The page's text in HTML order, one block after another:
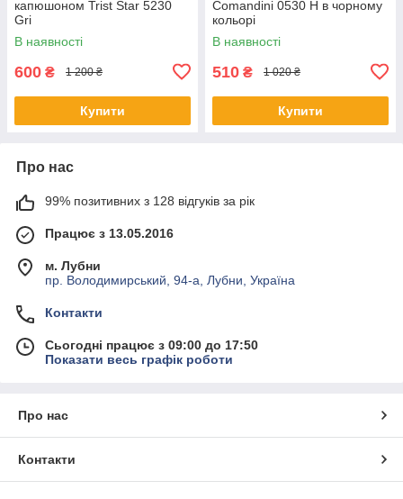
капюшоном Trist Star 5230
Gri
В наявності
600 ₴ 1 200 ₴
Купити
Comandini 0530 Н в чорному
кольорі
В наявності
510 ₴ 1 020 ₴
Купити
Про нас
99% позитивних з 128 відгуків за рік
Працює з 13.05.2016
м. Лубни
пр. Володимирський, 94-а, Лубни, Україна
Контакти
Сьогодні працює з 09:00 до 17:50
Показати весь графік роботи
Про нас
Контакти